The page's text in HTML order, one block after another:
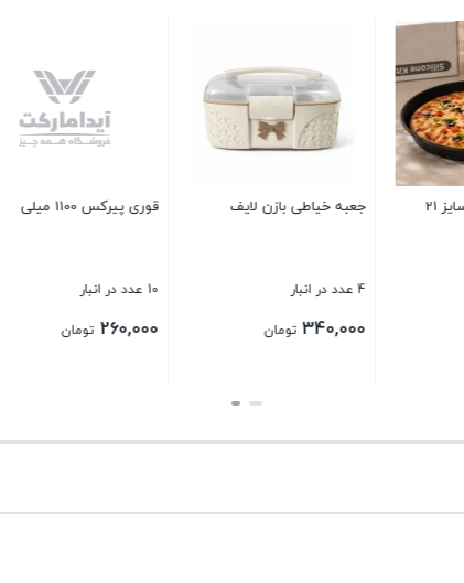
سطل شفاف دسته دار 18 لیتری
فلاسک اورایو 1.9 لیتری
1 عدد در انبار
1,800,000
3 عدد در انبار